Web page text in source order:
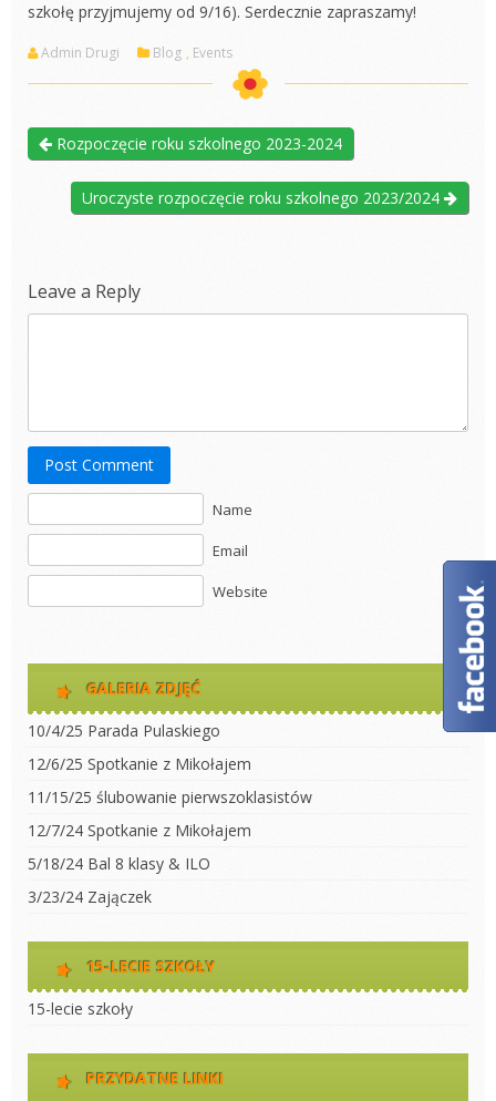
szkołę przyjmujemy od 9/16). Serdecznie zapraszamy!
Admin Drugi Blog , Events
Rozpoczęcie roku szkolnego 2023-2024
Uroczyste rozpoczęcie roku szkolnego 2023/2024
Leave a Reply
Post Comment
Name
Email
Website
GALERIA ZDJĘĆ
10/4/25 Parada Pulaskiego
12/6/25 Spotkanie z Mikołajem
11/15/25 ślubowanie pierwszoklasistów
12/7/24 Spotkanie z Mikołajem
5/18/24 Bal 8 klasy & ILO
3/23/24 Zajączek
15-LECIE SZKOŁY
15-lecie szkoły
PRZYDATNE LINKI